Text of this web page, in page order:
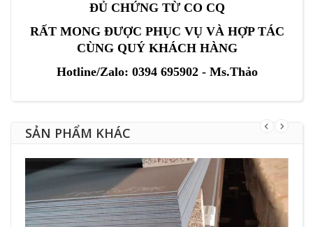
ĐỦ CHỨNG TỪ CO CQ
RẤT MONG ĐƯỢC PHỤC VỤ VÀ HỢP TÁC
CÙNG QUÝ KHÁCH HÀNG
Hotline/Zalo: 0394 695902 - Ms.Thảo
SẢN PHẨM KHÁC